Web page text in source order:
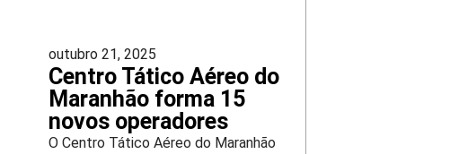
outubro 21, 2025
Centro Tático Aéreo do
Maranhão forma 15
novos operadores
O Centro Tático Aéreo do Maranhão